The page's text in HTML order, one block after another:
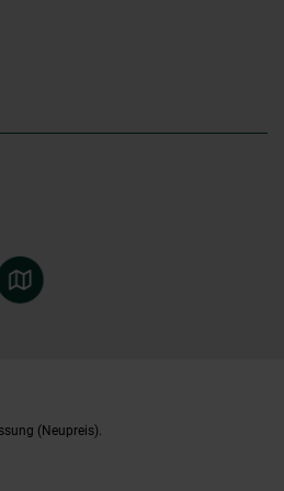
(Neupreis).